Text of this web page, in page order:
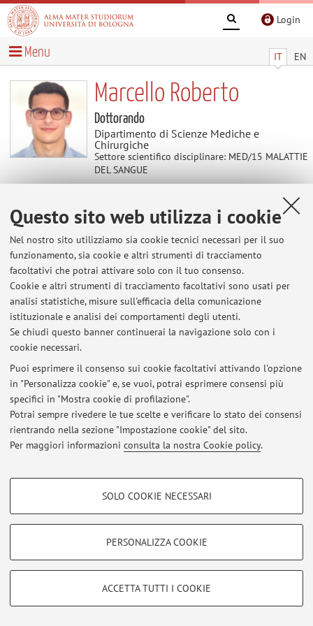
Questo sito web utilizza i cookie
Nel nostro sito utilizziamo sia cookie tecnici necessari per il suo
funzionamento, sia cookie e altri strumenti di tracciamento
facoltativi che potrai attivare solo con il tuo consenso.
Cookie e altri strumenti di tracciamento facoltativi sono usati per
analisi statistiche, misure sull'efficacia della comunicazione
istituzionale e analisi dei comportamenti degli utenti.
Se chiudi questo banner continuerai la navigazione solo con i
cookie necessari.
Puoi esprimere il consenso sui cookie facoltativi attivando l'opzione
in "Personalizza cookie" e, se vuoi, potrai esprimere consensi più
specifici in "Mostra cookie di profilazione".
Potrai sempre rivedere le tue scelte e verificare lo stato dei consensi
rientrando nella sezione "Impostazione cookie" del sito.
Per maggiori informazioni consulta la nostra Cookie policy.
COOKIE DI PROFILAZIONE - FACOLTATIVI
COOKIE TECNICI - NECESSARI
Si tratta di cookie tecnici utilizzati, a titolo esemplificativo, per il corretto
SOLO COOKIE NECESSARI
PERSONALIZZA COOKIE
ACCETTA TUTTI I COOKIE
Login
IT EN
Menu
Marcello Roberto
Dottorando
Dipartimento di Scienze Mediche e
Chirurgiche
Settore scientifico disciplinare: MED/15 MALATTIE
DEL SANGUE
Contatti
E-mail: marcello.roberto2@unibo.it
Dipartimento di Scienze Mediche e Chirurgiche
Via Massarenti 9, Bologna -Vai alla mappa
Ultimi avvisi
Al momento non sono presenti avvisi.
Accedi tramiteloginper gestire tutti i contenuti del sito.
© 2026 - ALMA MATER STUDIORUM - Università di Bologna - Via
Zamboni, 33 - 40126 Bologna - Partita IVA: 01131710376